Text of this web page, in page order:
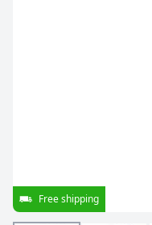
Free shipping